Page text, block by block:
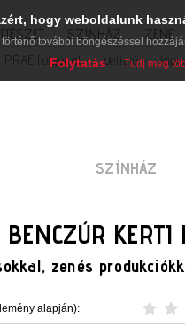
SZÍNHÁZ ZENE
PRAE folyóirat petíció
SZÍNHÁZ
BENCZÚR KERTI
zenés
alapján):
hogy weboldalunk
további böngészéssel
Folytatás Tudj meg